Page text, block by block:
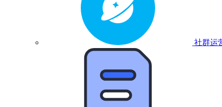
社群运